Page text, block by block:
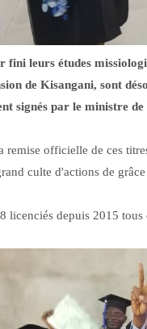
fini leurs études
de Kisangani, sont
signés par le ministre
remise officielle de ces
culte d'actions de
licenciés depuis 2015